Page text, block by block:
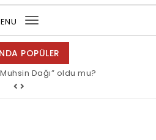
Toggle
navigation
POPÜLER
Dağı” oldu mu?